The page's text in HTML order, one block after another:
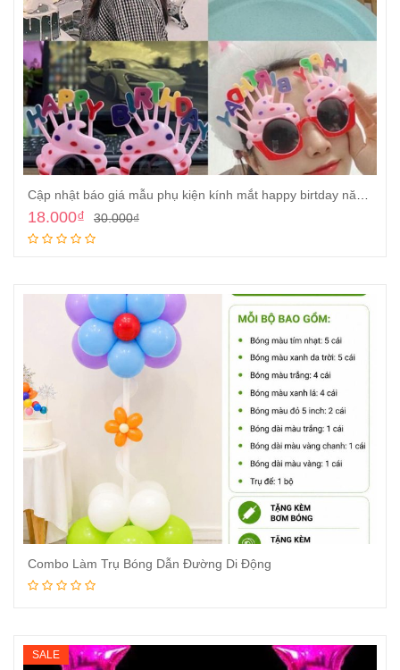
30.000₫
18.000₫
Combo Làm Trụ Bóng Dẫn Đường Di Động
SALE